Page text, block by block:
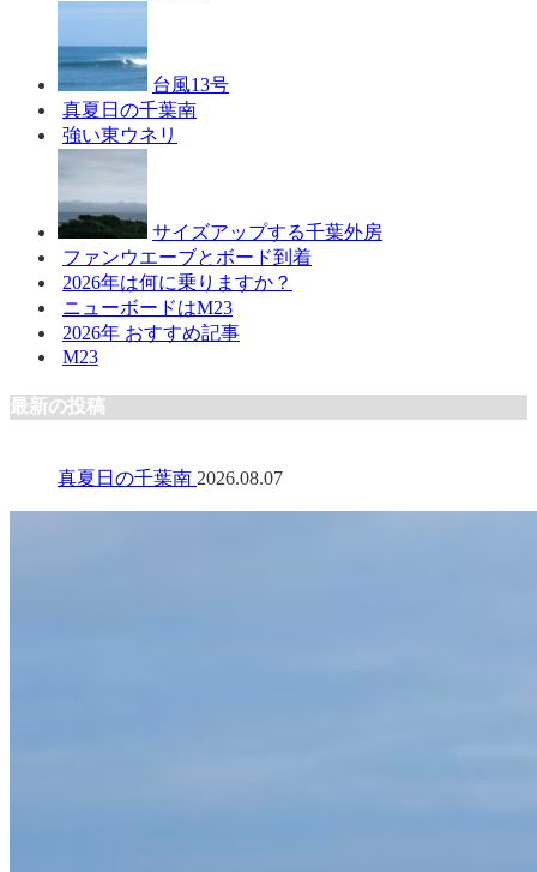
台風13号
真夏日の千葉南
強い東ウネリ
サイズアップする千葉外房
ファンウエーブとボード到着
2026年は何に乗りますか？
ニューボードはM23
2026年 おすすめ記事
M23
最新の投稿
真夏日の千葉南 2026.08.07